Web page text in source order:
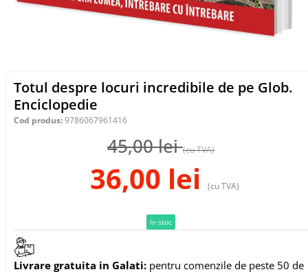
Totul despre locuri incredibile de pe Glob.
Enciclopedie
Cod produs:9786067961416
45,00lei (cu TVA)
36,00 lei (cu TVA)
In stoc
Livrare gratuita in Galati: pentru comenzile de peste 50 de